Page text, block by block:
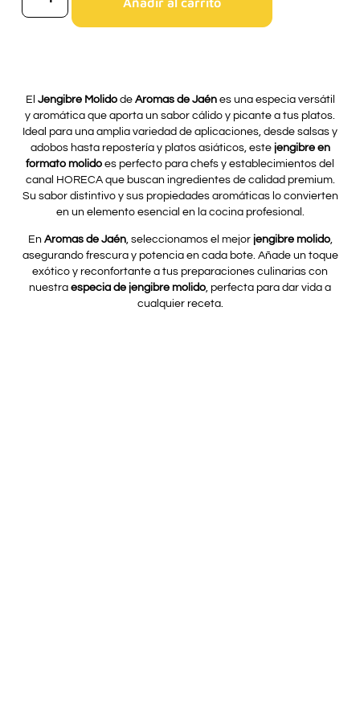
El Jengibre Molidode Aromas de Jaénes una especia versátil
y aromática que aporta un sabor cálido y picante a tus platos.
Ideal para una amplia variedad de aplicaciones, desde salsas y
adobos hasta repostería y platos asiáticos, este jengibre en
formato molido es perfecto para chefs y establecimientos del
canal HORECA que buscan ingredientes de calidad premium.
Su sabor distintivo y sus propiedades aromáticas lo convierten
en un elemento esencial en la cocina profesional.
En Aromas de Jaén, seleccionamos el mejor jengibre molido,
asegurando frescura y potencia en cada bote. Añade un toque
exótico y reconfortante a tus preparaciones culinarias con
nuestra especia de jengibre molido, perfecta para dar vida a
cualquier receta.